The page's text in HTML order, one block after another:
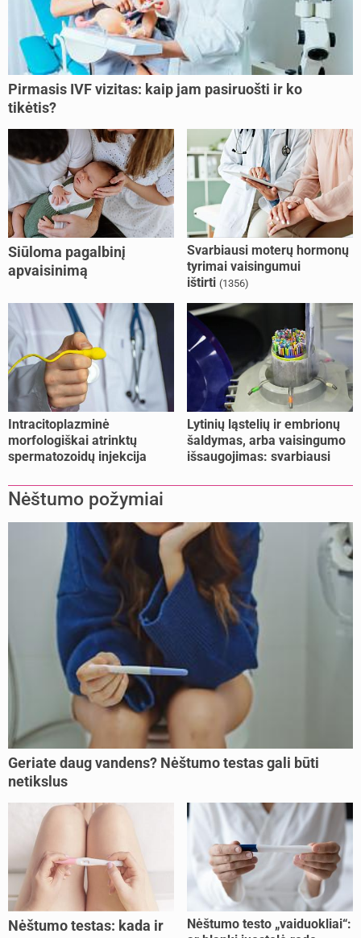
Pirmasis IVF vizitas: kaip jam pasiruošti ir ko
tikėtis?
Siūloma pagalbinį
apvaisinimą
nesusituokusiems, ir
vienišoms moterims
(10)
Svarbiausi moterų hormonų
tyrimai vaisingumui
ištirti (1356)
Intracitoplazminė
morfologiškai atrinktų
spermatozoidų injekcija
Lytinių ląstelių ir embrionų
šaldymas, arba vaisingumo
išsaugojimas: svarbiausi
Nėštumo požymiai
Geriate daug vandens? Nėštumo testas gali būti
netikslus
Nėštumo testas: kada ir
Nėštumo testo „vaiduokliai“: